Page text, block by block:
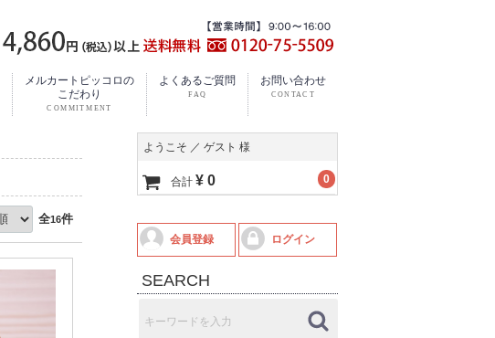
メルカートピッコロの
こだわり
よくあるご質問 お問い合わせ
全16件
ようこそ ／ ゲスト 様
0
合計¥ 0
会員登録 ログイン
SEARCH